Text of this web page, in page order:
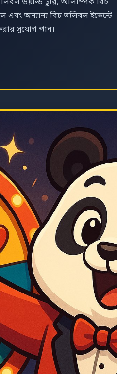
ওয়ার্ল্ড ট্যুর, অলিম্পিক বিচ
এবং অন্যান্য বিচ ভলিবল ইভেন্টে
সুযোগ পান।